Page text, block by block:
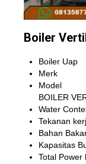
Boiler
Boiler
Merk
Model
BOILER
Water
Tekanan
Bahan
Total